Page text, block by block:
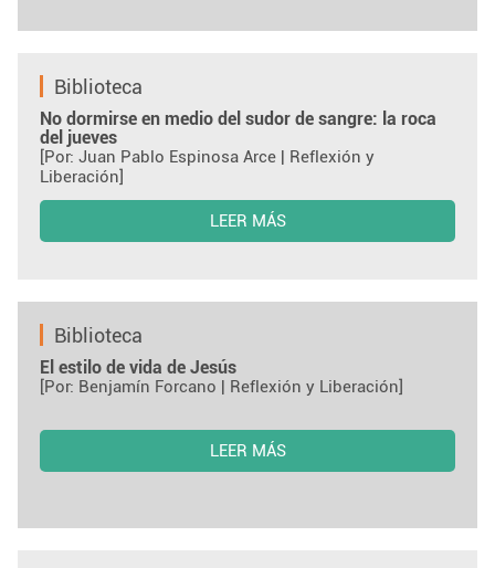
Biblioteca
No dormirse en medio del sudor de sangre: la roca
del jueves
[Por: Juan Pablo Espinosa Arce | Reflexión y
Liberación]
LEER MÁS
Biblioteca
El estilo de vida de Jesús
[Por: Benjamín Forcano | Reflexión y Liberación]
LEER MÁS